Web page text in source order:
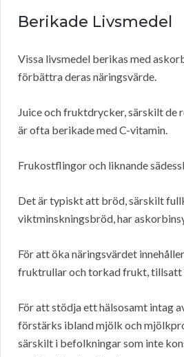
Berikade Livsmedel
Vissa livsmedel berikas med
förbättra deras näringsvärde.
Juice och fruktdrycker, särskilt de
är ofta berikade med C-vitamin.
Frukostflingor och liknande
Det är typiskt att bröd, särskilt
viktminskningsbröd, har
För att öka näringsvärdet
fruktrullar och torkad frukt, tillsatt
För att stödja ett hälsosamt intag
förstärks ibland mjölk och
särskilt i befolkningar som inte